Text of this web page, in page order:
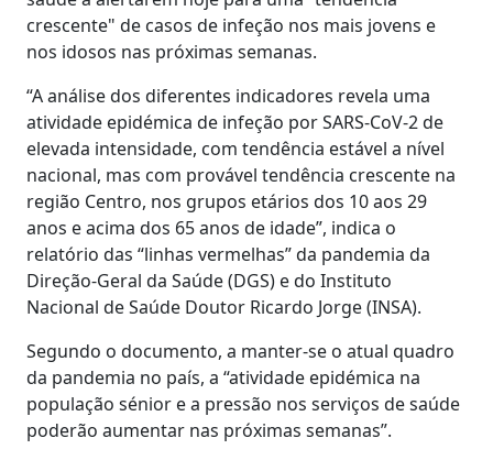
crescente" de casos de infeção nos mais jovens e
nos idosos nas próximas semanas.
“A análise dos diferentes indicadores revela uma
atividade epidémica de infeção por SARS-CoV-2 de
elevada intensidade, com tendência estável a nível
nacional, mas com provável tendência crescente na
região Centro, nos grupos etários dos 10 aos 29
anos e acima dos 65 anos de idade”, indica o
relatório das “linhas vermelhas” da pandemia da
Direção-Geral da Saúde (DGS) e do Instituto
Nacional de Saúde Doutor Ricardo Jorge (INSA).
Segundo o documento, a manter-se o atual quadro
da pandemia no país, a “atividade epidémica na
população sénior e a pressão nos serviços de saúde
poderão aumentar nas próximas semanas”.